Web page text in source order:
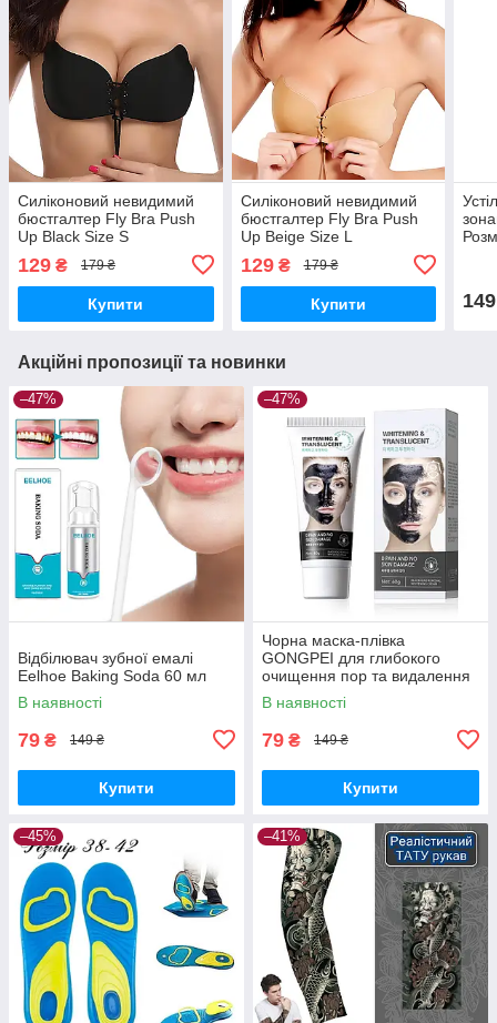
Силіконовий невидимий
бюстгалтер Fly Bra Рush
Up Black Size S
129 ₴ 179 ₴
Купити
Силіконовий невидимий
бюстгалтер Fly Bra Рush
Up Beigе Size L
129₴ 179 ₴
Купити 149
Акційні пропозиції та новинки
–47%
Відбілювач зубної емалі
Eelhoe Baking Soda 60 мл
В наявності
79 ₴ 149 ₴
Купити
–47%
Чорна маска-плівка
GONGPEI для глибокого
очищення пор та видалення
чорних цяток, 60 г
В наявності
79 ₴ 149 ₴
Купити
–45% –41%